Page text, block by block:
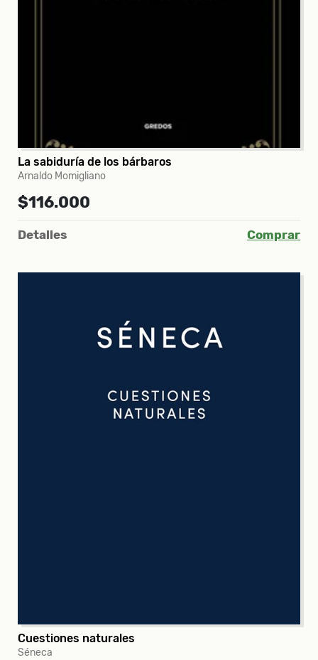
La sabiduría de los bárbaros
Arnaldo Momigliano
$116.000
Detalles Comprar
Cuestiones naturales
Séneca